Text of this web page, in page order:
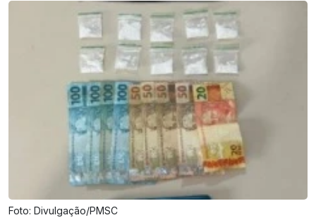
Foto: Divulgação/PMSC